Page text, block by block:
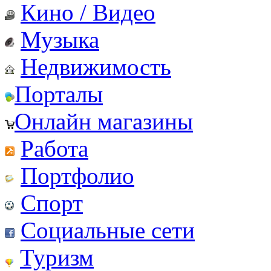
Кино / Видео
Музыка
Недвижимость
Порталы
Онлайн магазины
Работа
Портфолио
Спорт
Социальные сети
Туризм